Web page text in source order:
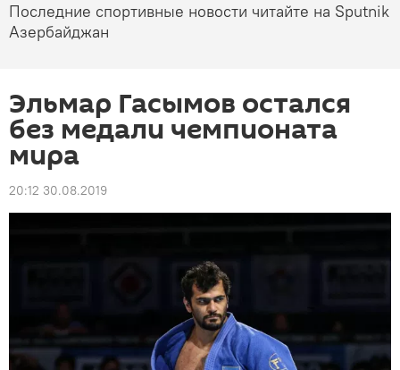
Последние спортивные новости читайте на Sputnik
Азербайджан
Эльмар Гасымов остался
без медали чемпионата
мира
20:12 30.08.2019